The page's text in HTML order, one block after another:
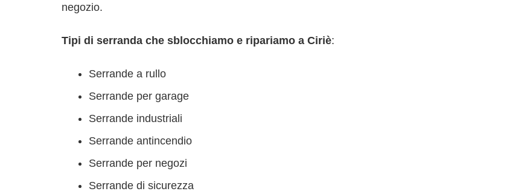
negozio.
Tipi di serranda che sblocchiamo e ripariamo a Ciriè:
Serrande a rullo
Serrande per garage
Serrande industriali
Serrande antincendio
Serrande per negozi
Serrande di sicurezza